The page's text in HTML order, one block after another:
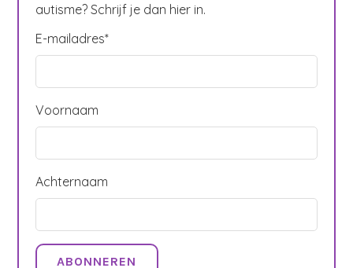
autisme? Schrijf je dan hier in.
E-mailadres*
Voornaam
Achternaam
ABONNEREN